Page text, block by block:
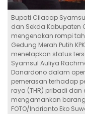
Bupati Cilacap
dan Sekda
mengenakan rompi
Gedung Merah Putih
menetapkan status
Syamsul Auliya
Danardono dalam
pemerasan terhadap
raya (THR) pribadi dan
mengamankan barang
FOTO/Indrianto Eko